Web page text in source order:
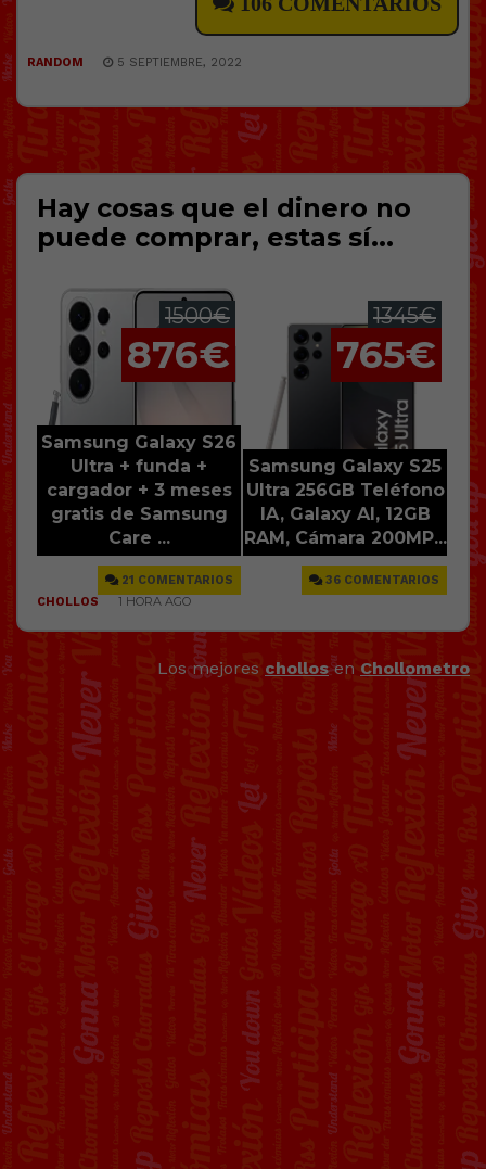
RANDOM 5 SEPTIEMBRE, 2022
Los mejores chollosen Chollometro